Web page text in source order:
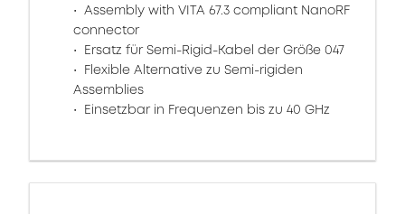
Assembly with VITA 67.3 compliant NanoRF
connector
Ersatz für Semi-Rigid-Kabel der Größe 047
Flexible Alternative zu Semi-rigiden
Assemblies
Einsetzbar in Frequenzen bis zu 40 GHz